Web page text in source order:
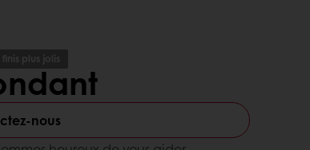
plus jolis
nous